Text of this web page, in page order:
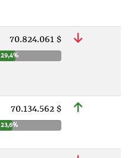
70.824.061 $
29,4%
70.134.562 $
23,6%